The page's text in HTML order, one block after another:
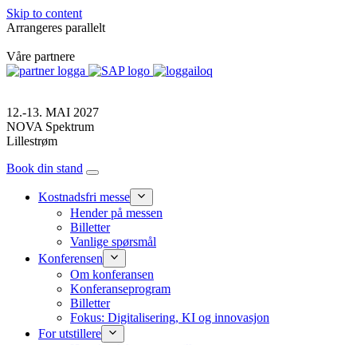
Skip to content
Arrangeres parallelt
Våre partnere
12.-13. MAI 2027
NOVA Spektrum
Lillestrøm
Book din stand
Kostnadsfri messe
Hender på messen
Billetter
Vanlige spørsmål
Konferensen
Om konferansen
Konferanseprogram
Billetter
Fokus: Digitalisering, KI og innovasjon
For utstillere